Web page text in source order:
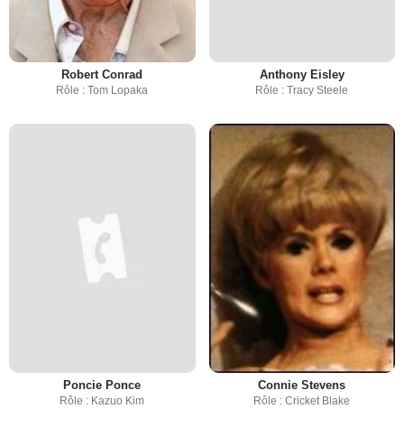
Robert Conrad
Rôle : Tom Lopaka
Anthony Eisley
Rôle : Tracy Steele
Poncie Ponce
Rôle : Kazuo Kim
Connie Stevens
Rôle : Cricket Blake